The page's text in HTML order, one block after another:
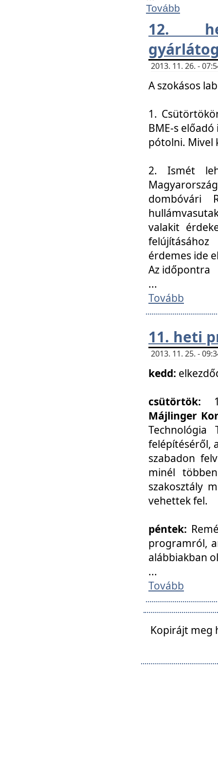
Tovább
12.
2013. 11. 26. -
A szokásos
1.
BME-s
pótolni. Mivel
2. Ismét
dombóvári
valakit
érdemes ide
Az időpontra
...
Tovább
11. heti
2013. 11. 25. -
kedd:
csütörtök:
Májlinger
Technológia
felépítéséről,
szabadon
minél
szakosztály
vehettek fel.
péntek:
programról,
alábbiakban
...
Tovább
Kopirájt meg